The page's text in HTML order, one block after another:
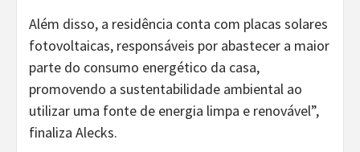
Além disso, a residência conta com placas solares
fotovoltaicas, responsáveis por abastecer a maior
parte do consumo energético da casa,
promovendo a sustentabilidade ambiental ao
utilizar uma fonte de energia limpa e renovável”,
finaliza Alecks.